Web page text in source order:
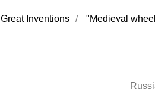
Great Inventions / "Medieval